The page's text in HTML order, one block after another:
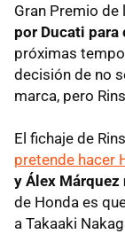
Gran Premio de
por Ducati para
próximas
decisión de no
marca, pero
El fichaje de
pretende hacer
y Álex Márquez
de Honda es
a Takaaki